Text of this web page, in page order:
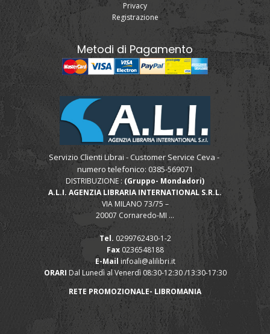
Privacy
Registrazione
Metodi di Pagamento
Servizio Clienti Librai - Customer Service Ceva -
numero telefonico: 0385-569071
DISTRIBUZIONE : (Gruppo- Mondadori)
A.L.I. AGENZIA LIBRARIA INTERNATIONAL S.R.L.
VIA MILANO 73/75 –
20007 Cornaredo-MI ...
Tel. 0299762430-1-2
Fax0236548188
E-Mail infoali@alilibri.it
ORARI Dal Lunedì al Venerdì 08:30-12:30 /13:30-17:30
RETE PROMOZIONALE- LIBROMANIA